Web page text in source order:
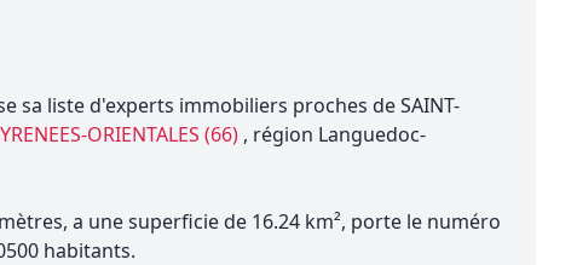
sa liste d'experts immobiliers proches de SAINT-
ORIENTALES (66) , région Languedoc-
a une superficie de 16.24 km², porte le numéro
habitants.